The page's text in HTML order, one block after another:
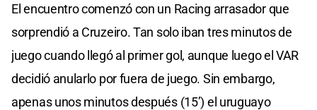
El encuentro comenzó con un Racing arrasador que
sorprendió a Cruzeiro. Tan solo iban tres minutos de
juego cuando llegó al primer gol, aunque luego el VAR
decidió anularlo por fuera de juego. Sin embargo,
apenas unos minutos después (15’) el uruguayo